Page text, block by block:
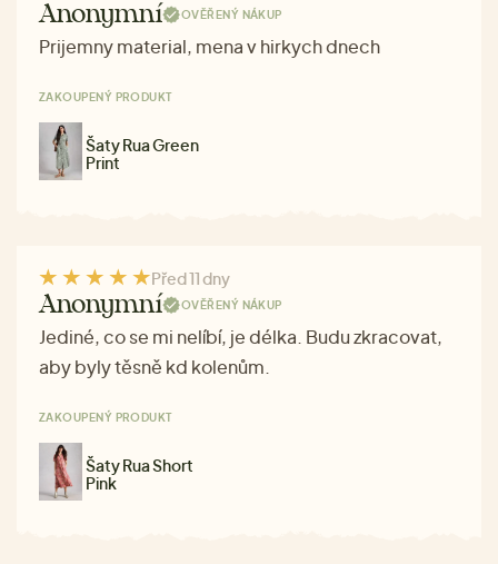
Anonymní OVĚŘENÝ NÁKUP
Prijemny material, mena v hirkych dnech
ZAKOUPENÝ PRODUKT
Šaty Rua Green
Print
Před 11 dny
Anonymní OVĚŘENÝ NÁKUP
Jediné, co se mi nelíbí, je délka. Budu zkracovat,
aby byly těsně kd kolenům.
ZAKOUPENÝ PRODUKT
Šaty Rua Short
Pink